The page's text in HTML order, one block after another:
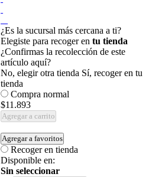
¿Es la sucursal más cercana a ti?
Elegiste para recoger entu tienda
¿Confirmas la recolección de este
artículo aquí?
No, elegir otra tienda Sí, recoger en tu
tienda
Compra normal
$11.893
Agregar a carrito
Agregar a favoritos
Recoger en tienda
Disponible en:
Sin seleccionar